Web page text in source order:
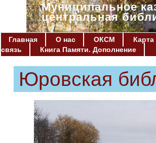
Муниципальное
центральная
Главная О нас ОКСМ Карта
связь
Книга Памяти. Дополнение
Юровская